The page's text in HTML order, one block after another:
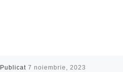
Publicat 7 noiembrie, 2023